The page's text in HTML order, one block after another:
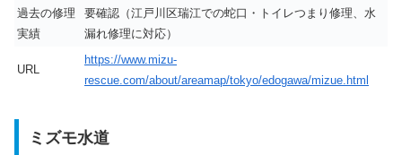
過去の修理
実績
要確認（江戸川区瑞江での蛇口・トイレつまり修理、水
漏れ修理に対応）
URL
https://www.mizu-
rescue.com/about/areamap/tokyo/edogawa/mizue.html
ミズモ水道